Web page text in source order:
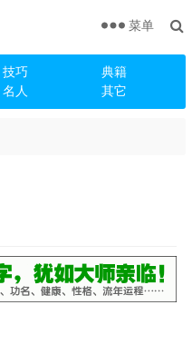
技巧
典籍
名人 其它
菜单